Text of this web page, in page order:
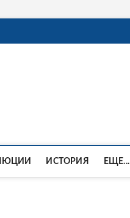
ИСТОРИЯ ЕЩЕ...